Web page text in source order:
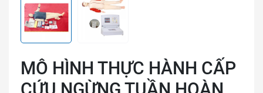
MÔ HÌNH THỰC HÀNH CẤP